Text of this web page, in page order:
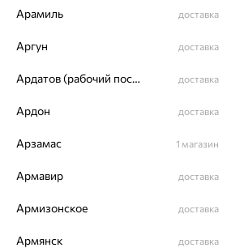
Подпишитесь на рассылку
узнавайте информацию о
Подписаться
Нажимая на кнопку «Подписаться», Вы
Арамиль доставка
Аргун доставка
Ардатов (рабочий поселок) доставка
Ардон доставка
Арзамас 1 магазин
Армавир доставка
Армизонское доставка
Армянск доставка